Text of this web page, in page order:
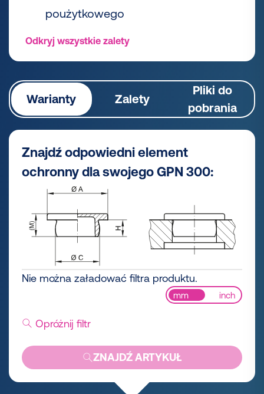
poużytkowego
Odkryj wszystkie zalety
Warianty Zalety
Pliki do
pobrania
Znajdź odpowiedni element
ochronny dla swojego GPN 300:
Nie można załadować filtra produktu.
mm inch
Opróżnij filtr
ZNAJDŹ ARTYKUŁ